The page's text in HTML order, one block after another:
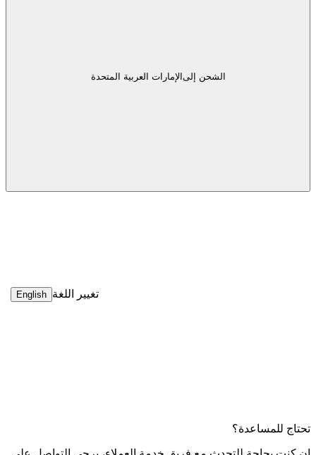
الشحن إلىالإمارات العربية المتحدة
تغيير اللغة English
تحتاج للمساعدة؟